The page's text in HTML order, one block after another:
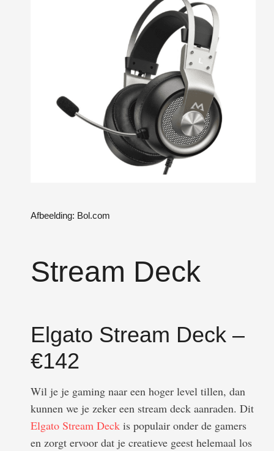
Afbeelding: Bol.com
Stream Deck
Elgato Stream Deck –
€142
Wil je je gaming naar een hoger level tillen, dan
kunnen we je zeker een stream deck aanraden. Dit
Elgato Stream Deck is populair onder de gamers
en zorgt ervoor dat je creatieve geest helemaal los